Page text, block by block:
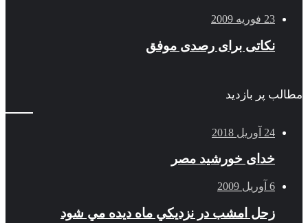
23 فوریه 2009
نکاتی برای رصدی موفق
مطالب پر بازدید
24 آوریل 2018
خدای خورشید مصر
6 آوریل 2009
زحل امشب در نزديكي ماه ديده مي شود